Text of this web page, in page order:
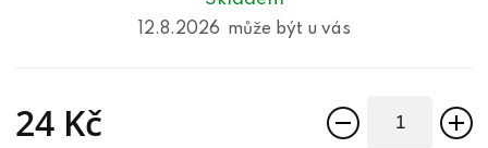
12.8.2026
24 Kč